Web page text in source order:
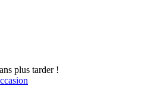
plus tarder !